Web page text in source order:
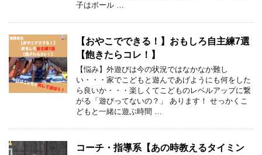
子はボール …
【おやこでできる！】おもしろ自主練7選
【飽きたらコレ！】
【悩み】外遊びは今の状況ではなかなか難し
い・・・家でこどもと遊んであげようにも何をした
ら良いか・・・楽しくてこどものレベルアップに繋
がる「遊びってないの？」 あります！ せっかくこ
どもと一緒に遊ぶ時間 …
コーチ・指導系【あの時教えるタイミン